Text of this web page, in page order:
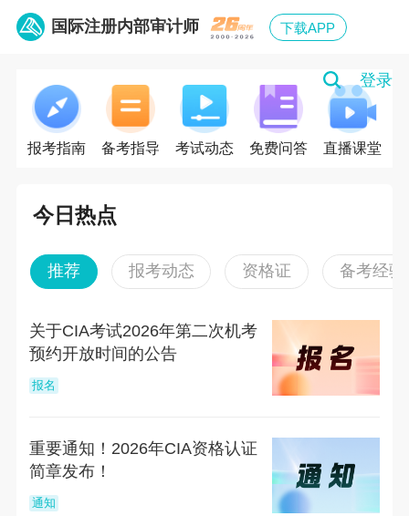
国际注册内部审计师 下载APP
登录
报考指南 备考指导 考试动态 免费问答 直播课堂
今日热点
推荐 报考动态 资格证 备考经验
关于CIA考试2026年第二次机考
预约开放时间的公告
报名
重要通知！2026年CIA资格认证
简章发布！
通知